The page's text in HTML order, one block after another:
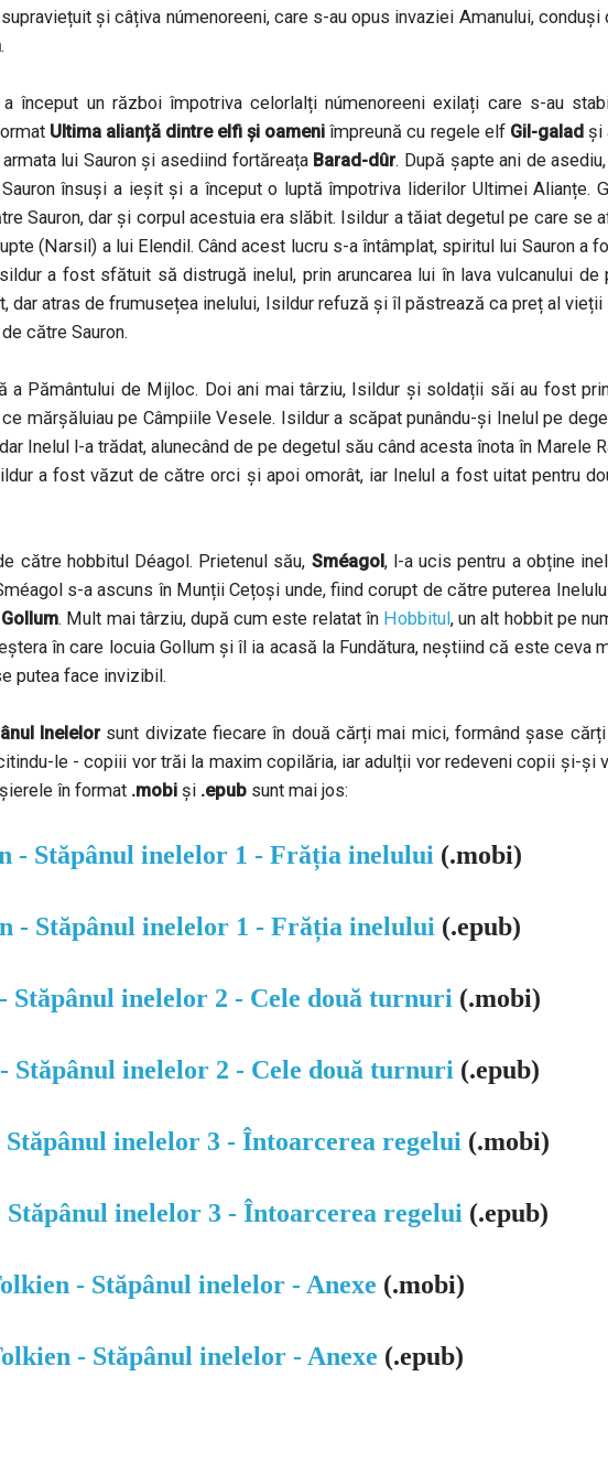
și câțiva númenoreeni, care s-au opus invaziei Amanului, conduși
.
început un război împotriva celorlalți númenoreeni exilați care s-au
Ultima alianță dintre elfi și oameni împreună cu regele elf Gil-galadși
lui Sauron și asediind fortăreața Barad-dûr. După șapte ani de
însuși a ieșit și a început o luptă împotriva liderilor Ultimei Alianțe.
Sauron, dar și corpul acestuia era slăbit. Isildur a tăiat degetul pe care se
(Narsil) a lui Elendil. Când acest lucru s-a întâmplat, spiritul lui Sauron a
a fost sfătuit să distrugă inelul, prin aruncarea lui în lava vulcanului de
dar atras de frumusețea inelului, Isildur refuză și îl păstrează ca preț al vieții
către Sauron.
a Pământului de Mijloc. Doi ani mai târziu, Isildur și soldații săi au fost
mărșăluiau pe Câmpiile Vesele. Isildur a scăpat punându-și Inelul pe
Inelul l-a trădat, alunecând de pe degetul său când acesta înota în Marele
a fost văzut de către orci și apoi omorât, iar Inelul a fost uitat pentru
către hobbitul Déagol. Prietenul său, Sméagol, l-a ucis pentru a obține
s-a ascuns în Munții Cețoși unde, fiind corupt de către puterea
Gollum. Mult mai târziu, după cum este relatat în Hobbitul, un alt hobbit pe
în care locuia Gollum și îl ia acasă la Fundătura, neștiind că este ceva
putea face invizibil.
Inelelorsunt divizate fiecare în două cărți mai mici, formând șase
le - copiii vor trăi la maxim copilăria, iar adulții vor redeveni copii și-și
în format .mobi și .epub sunt mai jos:
- Stăpânul inelelor 1 - Frăția inelului (.mobi)
- Stăpânul inelelor 1 - Frăția inelului (.epub)
Stăpânul inelelor 2 - Cele două turnuri (.mobi)
Stăpânul inelelor 2 - Cele două turnuri (.epub)
inelelor 3 - Întoarcerea regelui (.mobi)
Stăpânul inelelor 3 - Întoarcerea regelui (.epub)
- Stăpânul inelelor - Anexe (.mobi)
- Stăpânul inelelor - Anexe (.epub)